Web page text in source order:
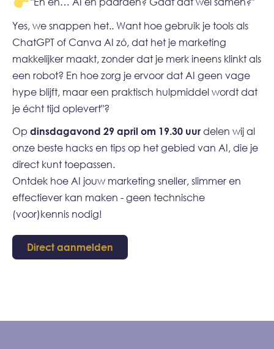
Yes, we snappen het.. Want hoe gebruik je tools als
ChatGPT of Canva AI zó, dat het je marketing
makkelijker maakt, zonder dat je merk ineens klinkt als
een robot? En hoe zorg je ervoor dat AI geen vage
hype blijft, maar een praktisch hulpmiddel wordt dat
je écht tijd oplevert"?
Op dinsdagavond 29 april om 19.30 uur delen wij al
onze beste hacks en tips op het gebied van AI, die je
direct kunt toepassen.
Ontdek hoe AI jouw marketing sneller, slimmer en
effectiever kan maken - geen technische
(voor)kennis nodig!
Direct aanmelden